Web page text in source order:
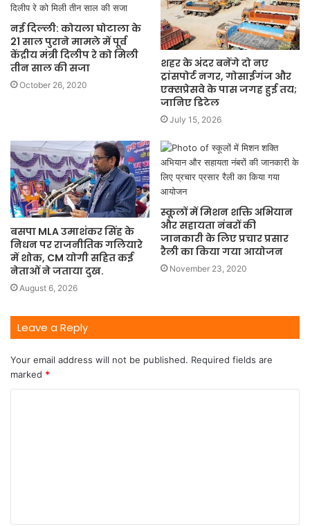
नई दिल्ली: कोयला घोटाला के
21 साल पुराने मामले में पूर्व
केंद्रीय मंत्री दिलीप रे को मिली
तीन साल की सजा
October 26, 2020
शहर के अंदर बनेंगे दो नए
ट्रांसपोर्ट नगर, गोसाईगंज और
एक्सप्रेसवे के पास जगह हुई तय;
जानिए डिटेल
July 15, 2026
बसपा MLA उमाशंकर सिंह के
निधन पर राजनीतिक गलियारे
में शोक, CM योगी सहित कई
नेताओं ने जताया दुख.
August 6, 2026
स्कूलों में मिशन शक्ति अभियान
और सहायता नंबरों की
जानकारी के लिए प्रचार प्रसार
रैली का किया गया आयोजन
November 23, 2020
Leave a Reply
Your email address will not be published. Required fields are
marked *